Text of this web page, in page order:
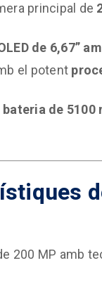
principal de
de 6,67”
el potent
bateria de 5100
200 MP amb